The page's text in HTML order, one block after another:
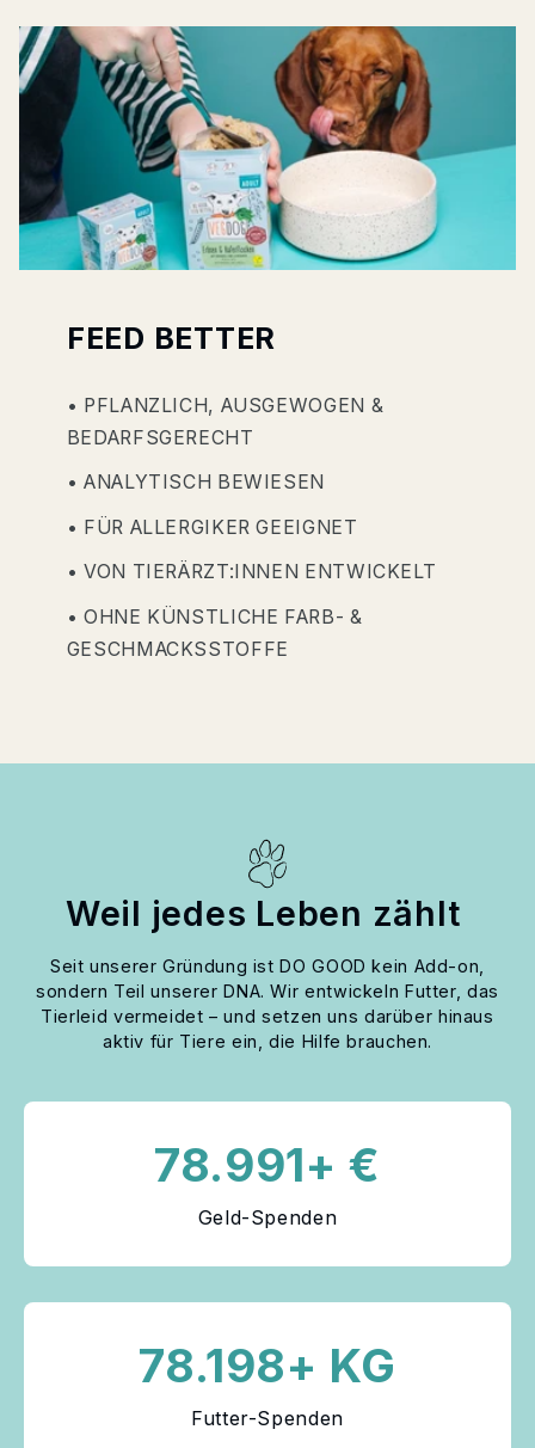
FEED BETTER
• PFLANZLICH, AUSGEWOGEN &
BEDARFSGERECHT
• ANALYTISCH BEWIESEN
• FÜR ALLERGIKER GEEIGNET
• VON TIERÄRZT:INNEN ENTWICKELT
• OHNE KÜNSTLICHE FARB- &
GESCHMACKSSTOFFE
Weil jedes Leben zählt
Seit unserer Gründung ist DO GOOD kein Add-on,
sondern Teil unserer DNA. Wir entwickeln Futter, das
Tierleid vermeidet – und setzen uns darüber hinaus
aktiv für Tiere ein, die Hilfe brauchen.
78.991+ €
Geld-Spenden
78.198+ KG
Futter-Spenden